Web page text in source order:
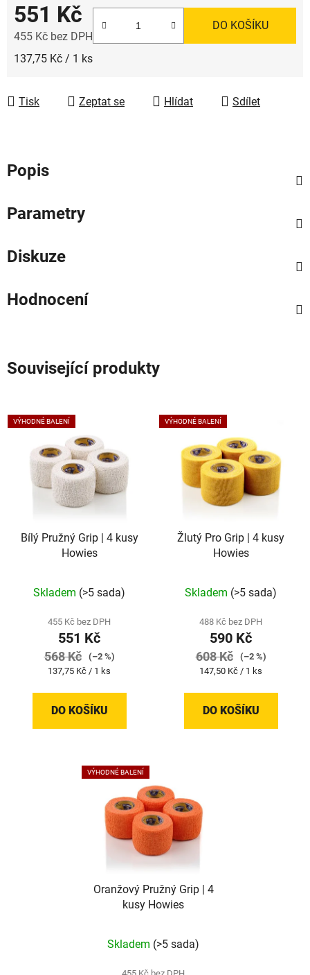
551 Kč
455 Kč bez DPH
Měrná cena:
137,75 Kč / 1 ks
DO KOŠÍKU
Tisk Zeptat se Hlídat Sdílet
Popis
Parametry
Diskuze
Hodnocení
Související produkty
VÝHODNÉ BALENÍ
Bílý Pružný Grip | 4 kusy
Howies
Skladem (>5 sada)
455 Kč bez DPH
551 Kč
568 Kč
(–2 %)
Měrná
137,75 Kč / 1 ks
DO KOŠÍKU
VÝHODNÉ BALENÍ
Žlutý Pro Grip | 4 kusy
Howies
Skladem (>5 sada)
488 Kč bez DPH
590 Kč
608 Kč
(–2 %)
Měrná
147,50 Kč / 1 ks
DO KOŠÍKU
VÝHODNÉ BALENÍ
Oranžový Pružný Grip | 4
kusy Howies
Skladem (>5 sada)